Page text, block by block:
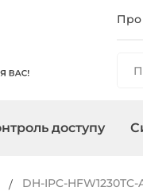
Про
доступу
DH-IPC-